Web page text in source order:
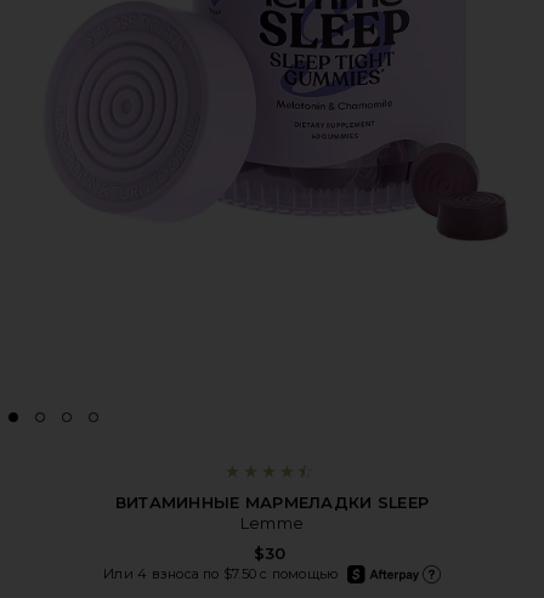
ВИТАМИННЫЕ МАРМЕЛАДКИ SLEEP
Lemme
$30
Или 4 взноса по $7.50 с помощью
afterpay